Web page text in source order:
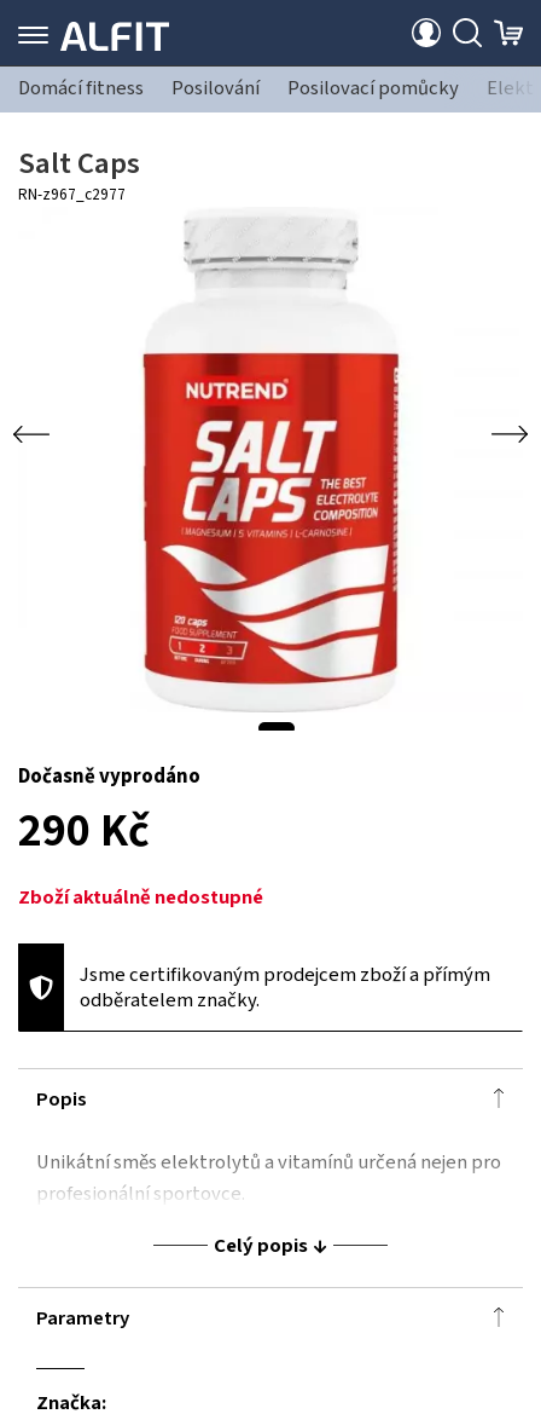
Domácí fitness Posilování Posilovací pomůcky
Salt Caps
RN-z967_c2977
Dočasně vyprodáno
290 Kč
Zboží aktuálně nedostupné
Jsme certifikovaným prodejcem zboží a přímým
odběratelem značky.
Popis
Unikátní směs elektrolytů a vitamínů určená nejen pro
profesionální sportovce.
Celý popis
Parametry
Značka: